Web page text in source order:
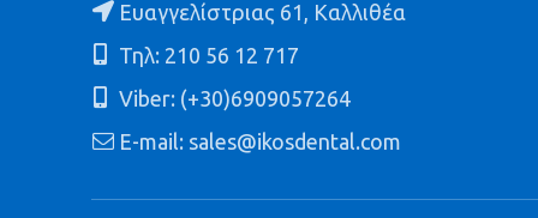
Ευαγγελίστριας 61, Καλλιθέα
Τηλ: 210 56 12 717
Viber: (+30)6909057264
E-mail: sales@ikosdental.com